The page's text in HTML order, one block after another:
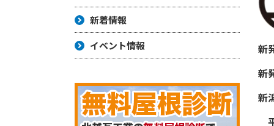
新
新
新
新着情報
イベント情報